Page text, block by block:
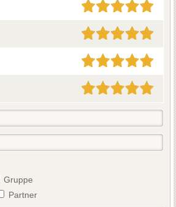
Gruppe
Partner